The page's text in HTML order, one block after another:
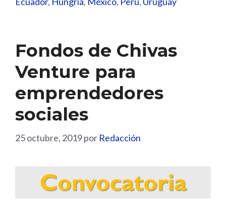
Fondos de Chivas
Venture para
emprendedores
sociales
25 octubre, 2019por Redacción